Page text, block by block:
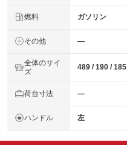
燃料 ガソリン
その他 ―
全体のサイ
ズ
489 / 190 / 185
荷台寸法 ―
ハンドル 左